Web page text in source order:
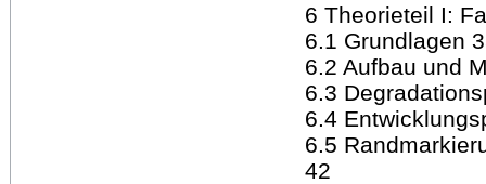
6 Theorieteil I:
6.1 Grundlagen
6.2 Aufbau und
6.3
6.4
6.5
42